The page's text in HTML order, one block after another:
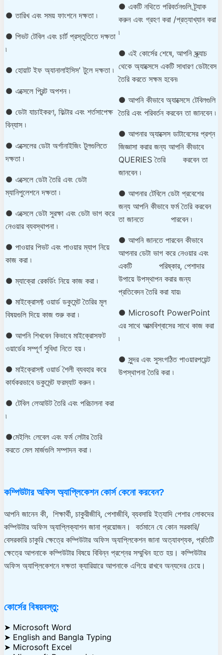
● তারিখ এবং সময় ফাংশনে দক্ষতা ৷
● পিভট টেবিল এবং চার্ট প্রস্তুতিতে দক্ষতা
৷
● হোয়াট ইফ অ্যানালাইসিস' টুলে দক্ষতা ৷
● এক্সেলে প্রিন্ট অপশন ৷
● ডেটা যাচাইকরণ, ফিল্টার এবং শর্তসাপেক্ষ
বিন্যাস ৷
● এক্সেলের ডেটা অর্গানাইজিং টুলগুলিতে
দক্ষতা ৷
● এক্সেলে ডেটা তৈরি এবং ডেটা
ম্যানিপুলেশনে দক্ষতা ৷
● এক্সেলে ডেটা সুরক্ষা এবং ডেটা ভাগ করে
নেওয়ার ব্যবস্থাপনা ৷
● পাওয়ার পিভট এবং পাওয়ার ম্যাপ নিয়ে
কাজ করা ৷
● ম্যাক্রো রেকর্ডিং নিয়ে কাজ করা ৷
● মাইক্রোসফ্ট ওয়ার্ড ডকুমেন্ট তৈরির মূল
বিষয়গুলি দিয়ে কাজ শুরু করা ৷
● আপনি শিখবেন কিভাবে মাইক্রোসফট
ওয়ার্ডের সম্পূর্ণ সুবিধা নিতে হয় ৷
● মাইক্রোসফ্ট ওয়ার্ড শৈলী ব্যবহার করে
কার্যকরভাবে ডকুমেন্ট ফরম্যাট করুন ৷
● টেবিল লেআউট তৈরি এবং পরিচালনা করা
৷
●মেইলিং লেবেল এবং ফর্ম লেটার তৈরি
করতে মেল মার্জগুলি সম্পাদন করা ৷
● একটি নথিতে পরিবর্তনগুলি ট্র্যাক
করুন এবং গ্রহণ করা /প্রত্যাখ্যান করা
৷
● এই কোর্সের শেষে, আপনি স্ক্র্যাচ
থেকে অ্যাক্সেসে একটি সাধারণ ডেটাবেস
তৈরি করতে সক্ষম হবেন৷
● আপনি কীভাবে অ্যাক্সেসে টেবিলগুলি
তৈরি এবং পরিবর্তন করবেন তা জানবেন ৷
● আপনার অ্যাক্সেস ডাটাবেসের প্রশ্ন
জিজ্ঞাসা করার জন্য আপনি কীভাবে
QUERIES তৈরি করবেন তা
জানবেন ৷
● আপনার টেবিলে ডেটা প্রবেশের
জন্য আপনি কীভাবে ফর্ম তৈরি করবেন
তা জানতে পারবেন ৷
● আপনি জানতে পারবেন কীভাবে
আপনার ডেটা ভাগ করে নেওয়ার এবং
একটি পরিষ্কার, পেশাদার
উপায়ে উপস্থাপন করার জন্য
প্রতিবেদন তৈরি করা যায়৷
● Microsoft PowerPoint
এর সাথে আত্মবিশ্বাসের সাথে কাজ করা
৷
● সুন্দর এবং সুসংগঠিত পাওয়ারপয়েন্ট
উপস্থাপনা তৈরি করা ৷
কম্পিউটার অফিস অ্যাপ্লিকেশন কোর্স কেনো করবেন?
আপনি জানেন কী, শিক্ষার্থী, চাকুরীজীবি, পেশাজীবি, ব্যবসায়ি ইত্যাদি পেশার লোকদের
কম্পিউটার অফিস অ্যাপ্লিক্যাশন জানা প্রয়োজন। বর্তমানে যে কোন সরকারি/
বেসরকারি চাকুরি ক্ষেত্রে কম্পিউটার অফিস অ্যাপ্লিকেশন জানা অত্যাবশ্যক, প্রতিটি
ক্ষেত্রে আপনাকে কম্পিউটার বিষয়ে বিবিন্ন প্রশ্নের সম্মুখিন হতে হয়। কম্পিউটার
অফিস অ্যাপ্লিকেশনে দক্ষতা ক্যারিয়ারে আপনাকে এগিয়ে রাখবে অন্যদের চেয়ে।
কোর্সের বিষয়বস্তু:
➤ Microsoft Word
➤ English and Bangla Typing
➤ Microsoft Excel